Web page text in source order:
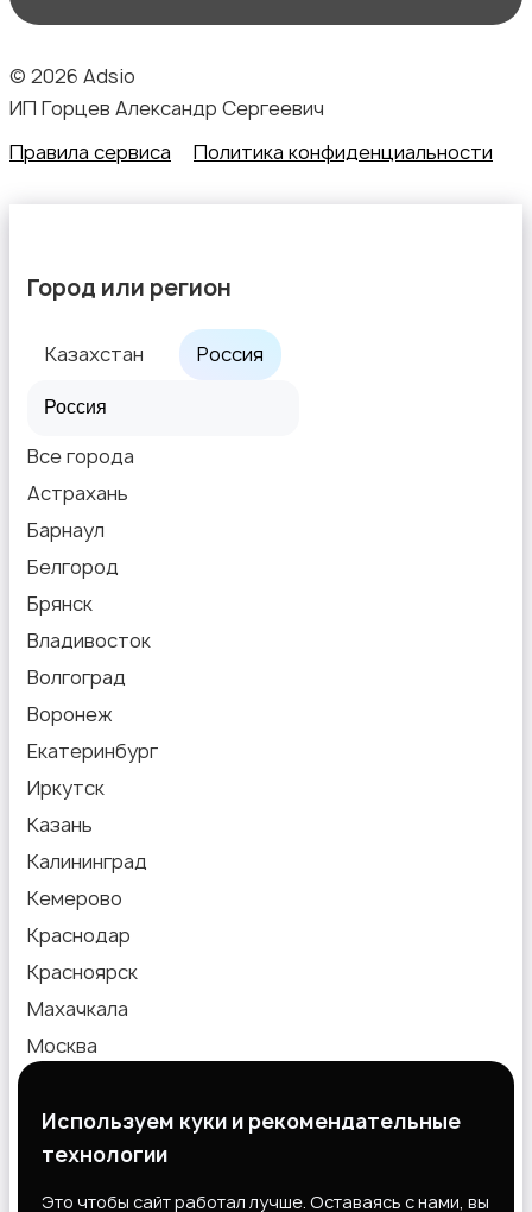
© 2026 Adsio
ИП Горцев Александр Сергеевич
Правила сервиса
Политика конфиденциальности
Используем куки и рекомендательные
технологии
Это чтобы сайт работал лучше. Оставаясь с нами, вы
Город или регион
Казахстан Россия
Все города
Астрахань
Барнаул
Белгород
Брянск
Владивосток
Волгоград
Воронеж
Екатеринбург
Иркутск
Казань
Калининград
Кемерово
Краснодар
Красноярск
Махачкала
Москва
Новосибирск
Омск
Пермь